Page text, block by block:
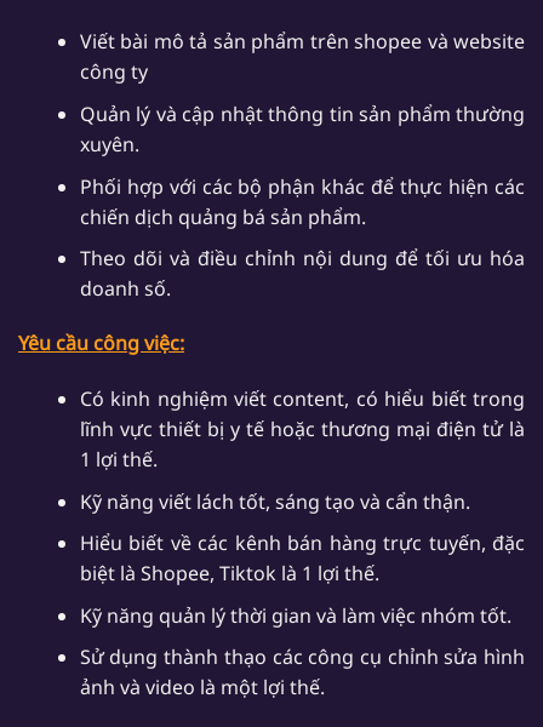
Viết bài mô tả sản phẩm trên shopee và website
công ty
Quản lý và cập nhật thông tin sản phẩm thường
xuyên.
Phối hợp với các bộ phận khác để thực hiện các
chiến dịch quảng bá sản phẩm.
Theo dõi và điều chỉnh nội dung để tối ưu hóa
doanh số.
Yêu cầu công việc:
Có kinh nghiệm viết content, có hiểu biết trong
lĩnh vực thiết bị y tế hoặc thương mại điện tử là
1 lợi thế.
Kỹ năng viết lách tốt, sáng tạo và cẩn thận.
Hiểu biết về các kênh bán hàng trực tuyến, đặc
biệt là Shopee, Tiktok là 1 lợi thế.
Kỹ năng quản lý thời gian và làm việc nhóm tốt.
Sử dụng thành thạo các công cụ chỉnh sửa hình
ảnh và video là một lợi thế.